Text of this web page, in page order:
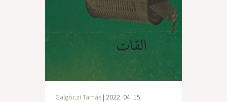
Galgóczi Tamás | 2022. 04. 15.